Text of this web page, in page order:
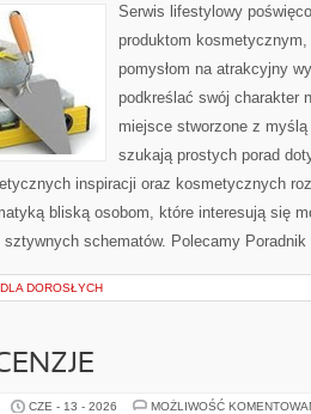
Serwis lifestylowy
produktom
pomysłom na atrakcyjny
podkreślać swój charakter
miejsce stworzone z
szukają prostych porad
inspiracji oraz kosmetycznych
bliską osobom, które interesują się
sztywnych schematów. Polecamy
DOROSŁYCH
CZE - 13 - 2026 MOŻLIWOŚĆ